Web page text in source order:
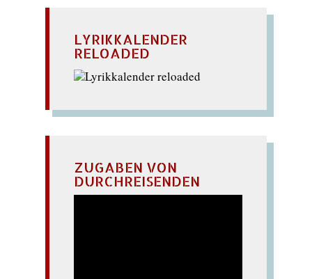
LYRIKKALENDER
RELOADED
ZUGABEN VON
DURCHREISENDEN